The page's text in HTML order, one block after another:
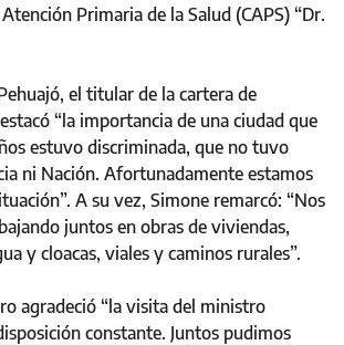
Primaria de la Salud (CAPS) “Dr.
el titular de la cartera de
“la importancia de una ciudad que
estuvo discriminada, que no tuvo
ni Nación. Afortunadamente estamos
A su vez, Simone remarcó: “Nos
juntos en obras de viviendas,
y cloacas, viales y caminos rurales”.
agradeció “la visita del ministro
constante. Juntos pudimos